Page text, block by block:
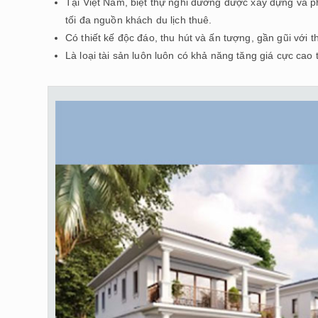
tối đa nguồn khách du lịch thuê.
Có thiết kế độc đáo, thu hút và ấn tượng, gần gũi với
Là loại tài sản luôn luôn có khả năng tăng giá cực cao